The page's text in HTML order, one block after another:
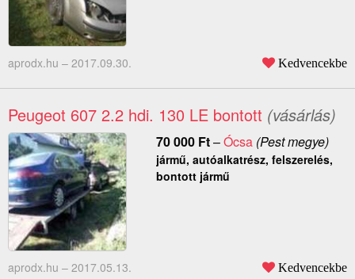
aprodx.hu – 2017.09.30. Kedvencekbe
Peugeot 607 2.2 hdi. 130 LE bontott (vásárlás)
70 000 Ft–Ócsa(Pest megye)
jármű, autóalkatrész, felszerelés,
bontott jármű
aprodx.hu – 2017.05.13. Kedvencekbe